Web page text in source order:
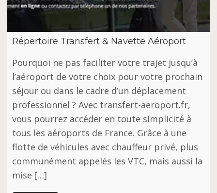
Répertoire Transfert & Navette Aéroport
Pourquoi ne pas faciliter votre trajet jusqu’à
l’aéroport de votre choix pour votre prochain
séjour ou dans le cadre d’un déplacement
professionnel ? Avec transfert-aeroport.fr,
vous pourrez accéder en toute simplicité à
tous les aéroports de France. Grâce à une
flotte de véhicules avec chauffeur privé, plus
communément appelés les VTC, mais aussi la
mise […]